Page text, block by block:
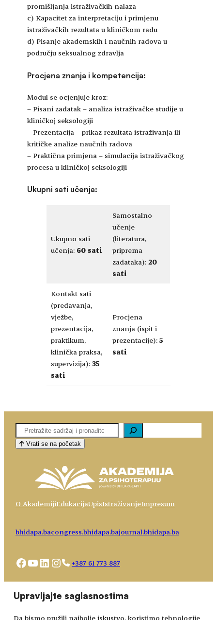
Upravljajte saglasnostima
Da bismo pružili najbolje iskustvo, koristimo tehnologije
promišljanja istraživačkih nalaza
c) Kapacitet za interpretaciju i primjenu
istraživačkih rezultata u kliničkom radu
d) Pisanje akademskih i naučnih radova u
području seksualnog zdravlja
Procjena znanja i kompetencija:
Modul se ocjenjuje kroz:
– Pisani zadatak – analiza istraživačke studije u
kliničkoj seksologiji
– Prezentacija – prikaz rezultata istraživanja ili
kritičke analize naučnih radova
– Praktična primjena – simulacija istraživačkog
procesa u kliničkoj seksologiji
Ukupni sati učenja:
Ukupno sati
učenja: 60 sati
Samostalno
učenje
(literatura,
priprema
zadataka): 20
sati
Kontakt sati
(predavanja,
vježbe,
prezentacija,
praktikum,
klinička praksa,
supervizija): 35
sati
Procjena
znanja (ispit i
prezentacije): 5
sati
Pretaga
Vrati se na početak
O AkademijiEdukacijaUpisIstraživanjeImpresum
bhidapa.bacongress.bhidapa.bajournal.bhidapa.ba
Facebook
YouTube
LinkedIn
Instagram
+387 61 773 887
academy@bhidapa.ba
Choose
language